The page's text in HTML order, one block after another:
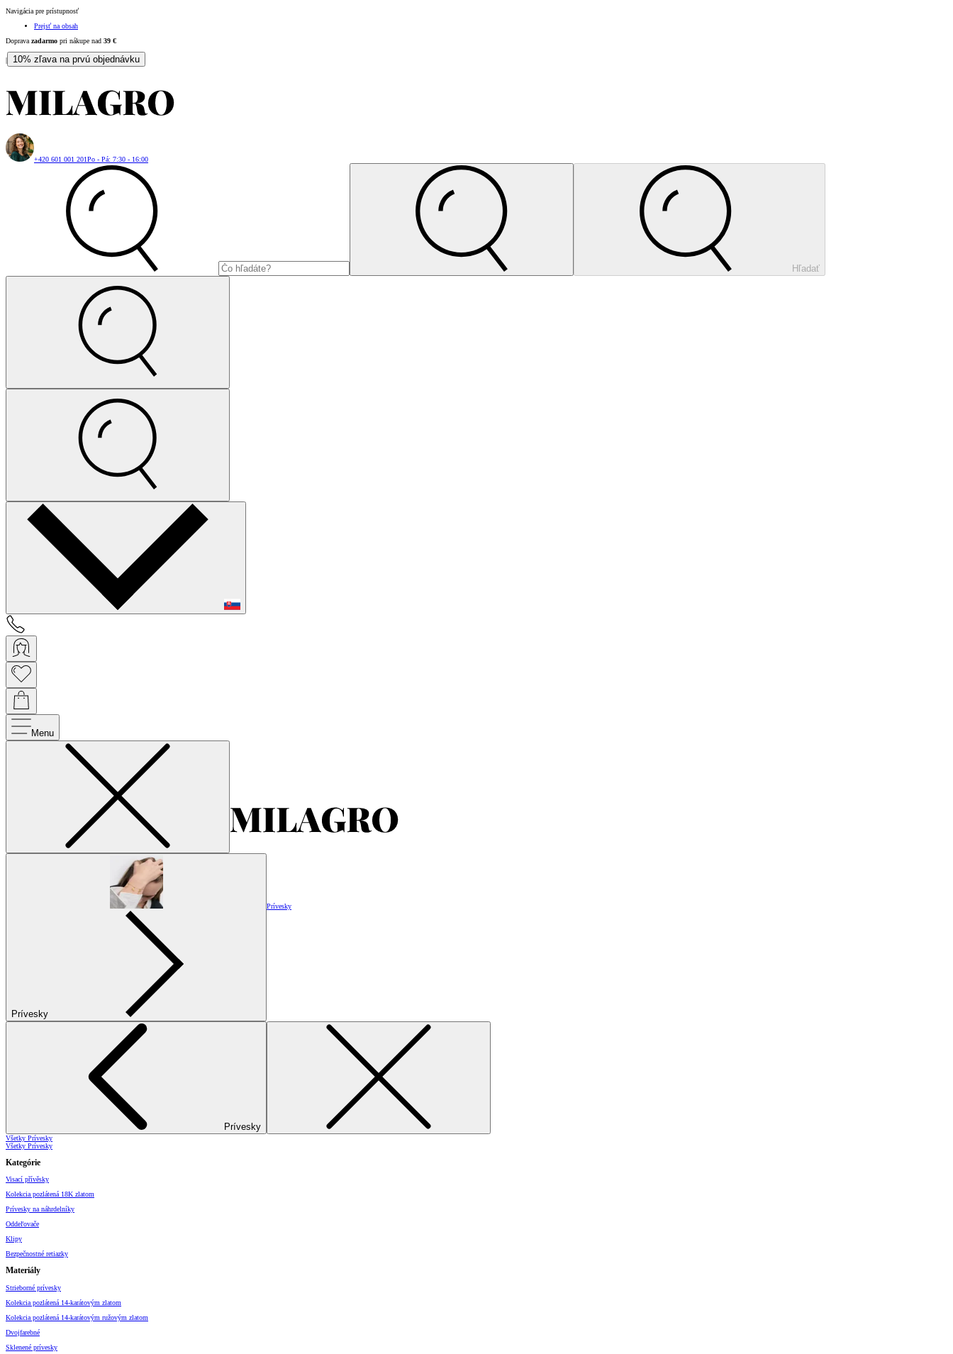
Navigácia pre prístupnosť
Prejsť na obsah
Doprava zadarmo pri nákupe nad 39 €
| 10% zľava na prvú objednávku
+420 601 001 201Po - Pá: 7:30 - 16:00
Hľadať
Menu
Prívesky
Prívesky
Prívesky
Všetky Prívesky
Všetky Prívesky
Kategórie
Visací přívěsky
Kolekcia pozlátená 18K zlatom
Prívesky na náhrdelníky
Oddeľovače
Klipy
Bezpečnostné retiazky
Materiály
Strieborné prívesky
Kolekcia pozlátená 14-karátovým zlatom
Kolekcia pozlátená 14-karátovým ružovým zlatom
Dvojfarebné
Sklenené prívesky